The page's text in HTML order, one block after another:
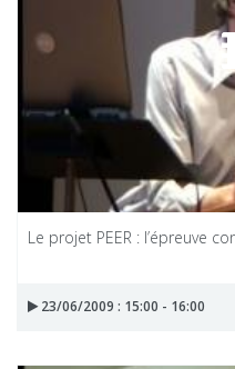
Le projet PEER : l’épreuve
23/06/2009 : 15:00 - 16:00